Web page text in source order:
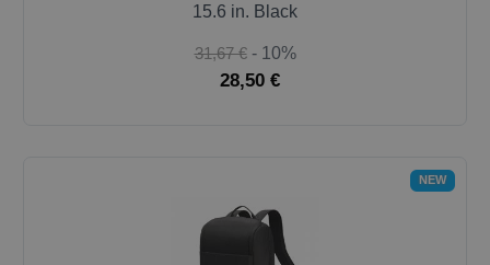
15.6 in. Black
31,67 € - 10%
28,50 €
NEW